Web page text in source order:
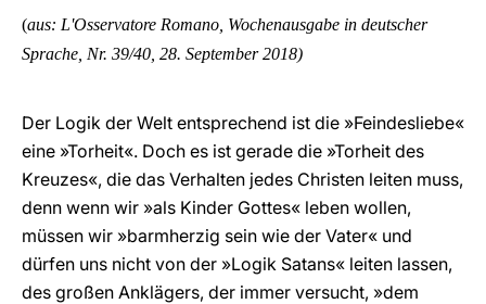
(aus: L'Osservatore Romano, Wochenausgabe in deutscher
Sprache, Nr. 39/40, 28. September2018)
Der Logik der Welt entsprechend ist die »Feindesliebe«
eine »Torheit«. Doch es ist gerade die »Torheit des
Kreuzes«, die das Verhalten jedes Christen leiten muss,
denn wenn wir »als Kinder Gottes« leben wollen,
müssen wir »barmherzig sein wie der Vater« und
dürfen uns nicht von der »Logik Satans« leiten lassen,
des großen Anklägers, der immer versucht, »dem